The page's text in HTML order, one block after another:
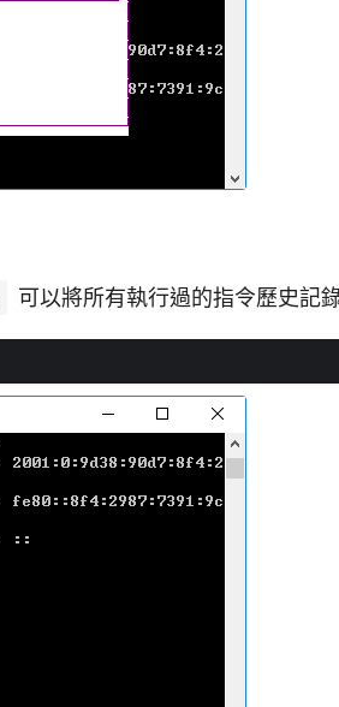
可以將所有執行過的指令歷史記